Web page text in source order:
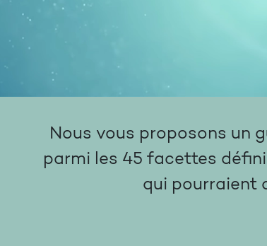
Nous vous proposons un
parmi les 45 facettes
qui pourraient